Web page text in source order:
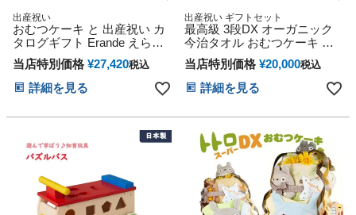
出産祝い
おむつケーキ と 出産祝い カ
タログギフト Erande えらん
で にこにこ のセット
当店特別価格 ¥27,420税込
詳細を見る
出産祝い ギフトセット
最高級 3段DX オーガニック
今治タオル おむつケーキ 思
い出 赤ちゃん 子供 出産 マタ
ニティ マタニティフォト パ
パ ママ ベイビー お父さん お
母さん クリスマス ハロウィ
気 端午の節句
当店特別価格 ¥20,000税込
詳細を見る